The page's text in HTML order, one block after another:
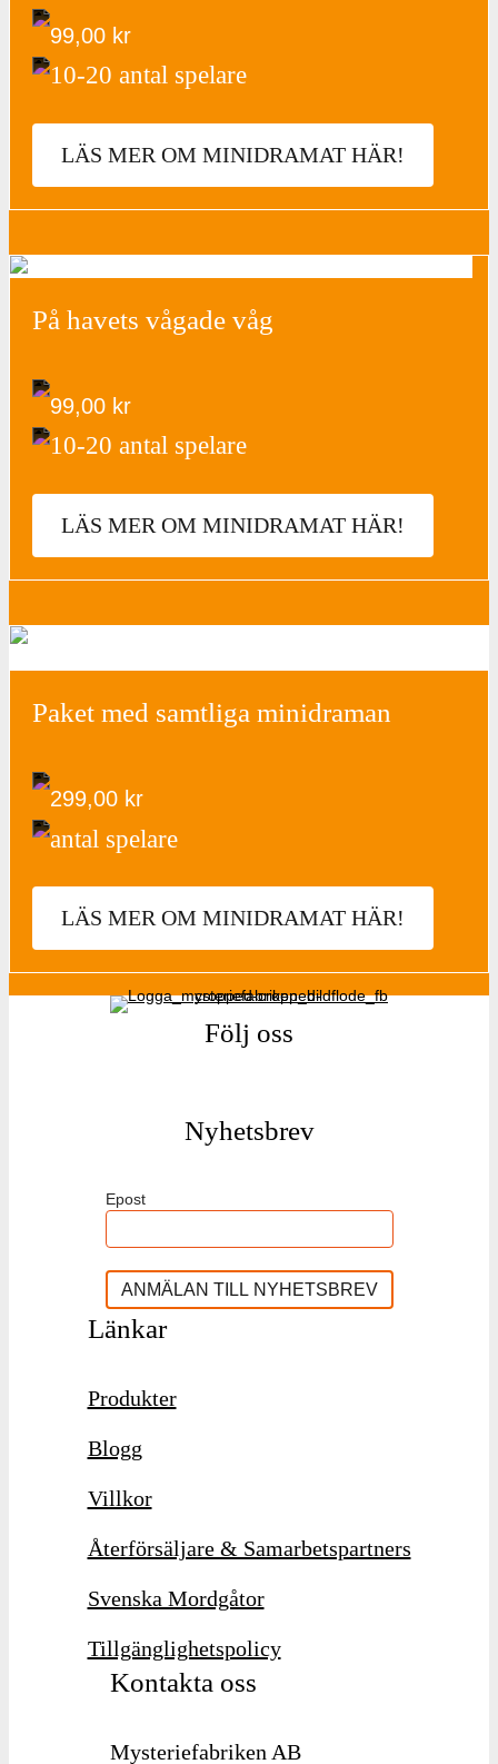
99,00 kr
10-20 antal spelare
LÄS MER OM MINIDRAMAT HÄR!
På havets vågade våg
99,00 kr
10-20 antal spelare
LÄS MER OM MINIDRAMAT HÄR!
Paket med samtliga minidraman
299,00 kr
antal spelare
LÄS MER OM MINIDRAMAT HÄR!
Följ oss
Nyhetsbrev
Epost
Länkar
Produkter
Blogg
Villkor
Återförsäljare & Samarbetspartners
Svenska Mordgåtor
Tillgänglighetspolicy
Kontakta oss
Mysteriefabriken AB